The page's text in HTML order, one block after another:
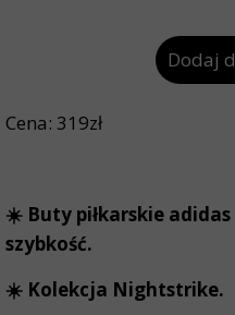
Cena: 319zł
☀️ Buty piłkarskie
szybkość.
☀️ Kolekcja Nightstrike.
Dodaj